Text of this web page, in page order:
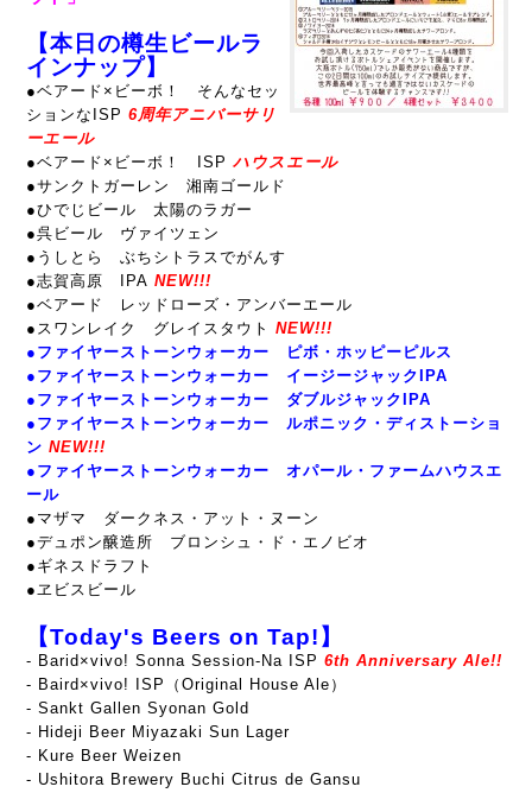
【本日の樽生ビールラ
インナップ】
●ベアード×ビーボ！ そんなセッ
ションなISP 6周年アニバーサリ
ーエール
●ベアード×ビーボ！ ISP ハウスエール
●サンクトガーレン 湘南ゴールド
●ひでじビール 太陽のラガー
●呉ビール ヴァイツェン
●うしとら ぶちシトラスでがんす
●志賀高原 IPA NEW!!!
●ベアード レッドローズ・アンバーエール
●スワンレイク グレイスタウト NEW!!!
● ファイヤーストーンウォーカー ピボ・ホッピーピルス
●ファイヤーストーンウォーカー イージージャックIPA
● ファイヤーストーンウォーカー ダブルジャックIPA
●ファイヤーストーンウォーカー ルポニック・ディストーショ
ン NEW!!!
●ファイヤーストーンウォーカー オパール・ファームハウスエ
ール
● マザマ ダークネス・アット・ヌーン
●デュポン醸造所 ブロンシュ・ド・エノビオ
●ギネスドラフト
●ヱビスビール
【Today's Beers on Tap!】
- Barid×vivo! Sonna Session-Na ISP 6th Anniversary Ale!!
- Baird×vivo! ISP（Original House Ale）
- Sankt Gallen Syonan Gold
- Hideji Beer Miyazaki Sun Lager
- Kure Beer Weizen
- Ushitora Brewery Buchi Citrus de Gansu